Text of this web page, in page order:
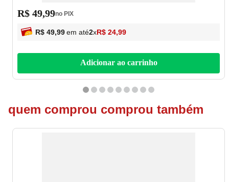
R$ 49,99no PIX
R$ 49,99em até2xR$ 24,99
Adicionar ao carrinho
quem comprou comprou também